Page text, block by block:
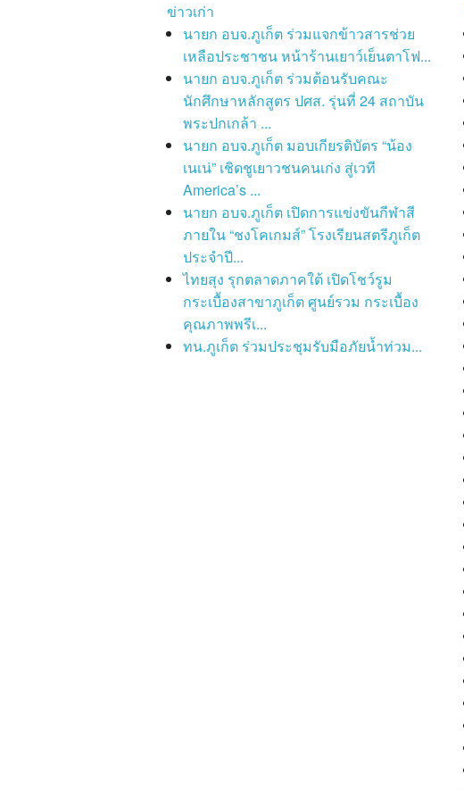
ข่าวเก่า
นายก อบจ.ภูเก็ต ร่วมแจกข้าวสารช่วย
เหลือประชาชน หน้าร้านเยาว์เย็นตาโฟ...
นายก อบจ.ภูเก็ต ร่วมต้อนรับคณะ
นักศึกษาหลักสูตร ปศส. รุ่นที่ 24 สถาบัน
พระปกเกล้า ...
นายก อบจ.ภูเก็ต มอบเกียรติบัตร “น้อง
เนเน่” เชิดชูเยาวชนคนเก่ง สู่เวที
America’s ...
นายก อบจ.ภูเก็ต เปิดการแข่งขันกีฬาสี
ภายใน “ชงโคเกมส์” โรงเรียนสตรีภูเก็ต
ประจำปี...
ไทยสุง รุกตลาดภาคใต้ เปิดโชว์รูม
กระเบื้องสาขาภูเก็ต ศูนย์รวม กระเบื้อง
คุณภาพพรีเ...
ทน.ภูเก็ต ร่วมประชุมรับมือภัยน้ำท่วม...